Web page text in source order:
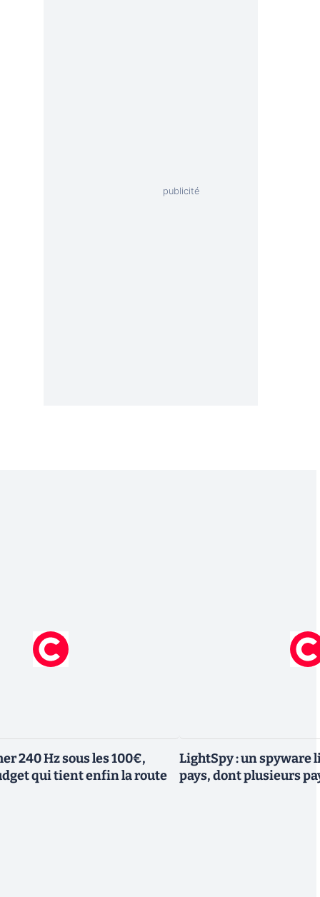
240 Hz sous les 100€,
qui tient enfin la route
LightSpy : un spyware
pays, dont plusieurs